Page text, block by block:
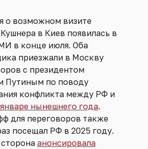
о возможном визите
в Киев появилась в
в конце июля. Оба
приезжали в Москву
с президентом
Путиным по поводу
конфликта между РФ и
нынешнего года.
для переговоров также
посещал РФ в 2025 году.
анонсировала